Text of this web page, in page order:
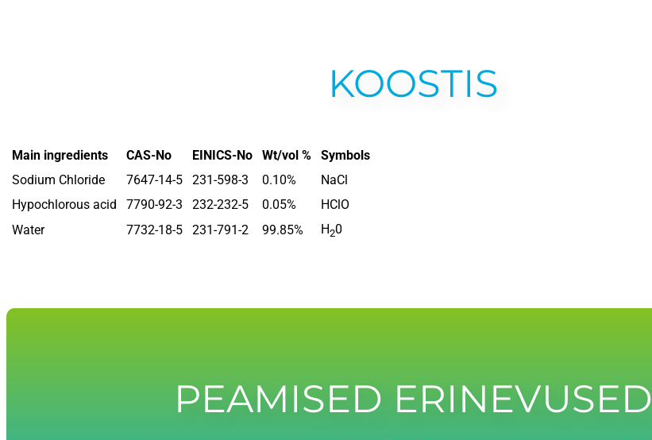
KOOSTIS
Main ingredients CAS-No EINICS-No Wt/vol %
Symbols
Sodium Chloride
7647-14-5 231-598-3 0.10%
NaCl
Hypochlorous acid
7790-92-3 232-232-5 0.05%
HClO
Water
7732-18-5 231-791-2 99.85% H20
PEAMISED ERINEVUSED